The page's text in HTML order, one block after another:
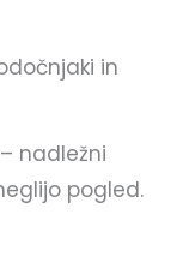
in
nadležni
pogled.